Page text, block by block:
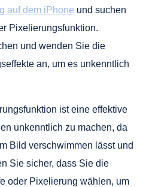
auf dem iPhone und suchen
Pixelierungsfunktion.
und wenden Sie die
an, um es unkenntlich
ist eine effektive
unkenntlich zu machen, da
Bild verschwimmen lässt und
Sie sicher, dass Sie die
oder Pixelierung wählen, um